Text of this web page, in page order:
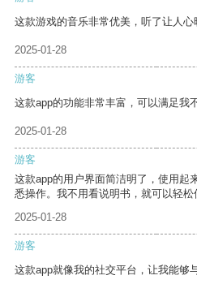
这款游戏的音乐非常优美，听了让人心
2025-01-28
游客
这款app的功能非常丰富，可以满足我
2025-01-28
游客
这款app的用户界面简洁明了，使用起
悉操作。我不用看说明书，就可以轻松
2025-01-28
游客
这款app就像我的社交平台，让我能够